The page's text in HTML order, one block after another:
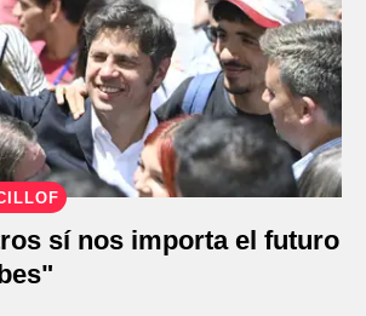
sí nos importa el futuro